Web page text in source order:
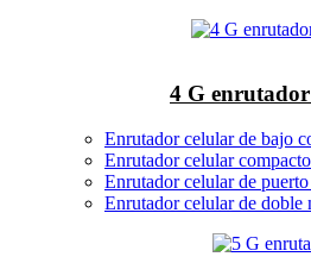
4 G
Enrutador celular de bajo
Enrutador celular
Enrutador celular de
Enrutador celular de doble